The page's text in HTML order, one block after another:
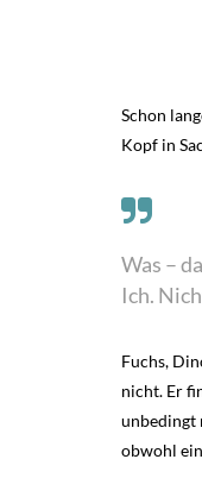
Schon
Kopf in
Was –
Ich.
Fuchs,
nicht. Er
unbedingt
obwohl